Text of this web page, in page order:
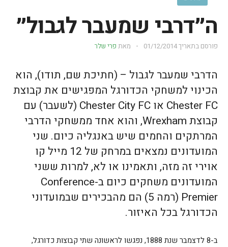
ה״דרבי שמעבר לגבול״
פורסם בתאריך01/12/2014 מאת פרי שלר
הדרבי שמעבר לגבול – (חתיכת שם, תודו), הוא
הכינוי למשחקי הכדורגל המפגישים את קבוצת
Chester FC או Chester City FC (לשעבר) עם
קבוצת Wrexham, והוא אחד ממשחקי הדרבי
המרתקים והחמים שיש באנגליה כיום. שני
המועדונים נמצאים במרחק של 12 מייל קו
אוירי זה מזה, ותאמינו או לא, למרות ששני
המועדונים משחקים כיום ב-Conference
Premier (רמה 5) הם מהבכירים שבמועדוני
הכדורגל בכל האיזור.
ב-8 לדצמבר שנת 1888, נפגשו לראשונה שתי קבוצות כדורגל,